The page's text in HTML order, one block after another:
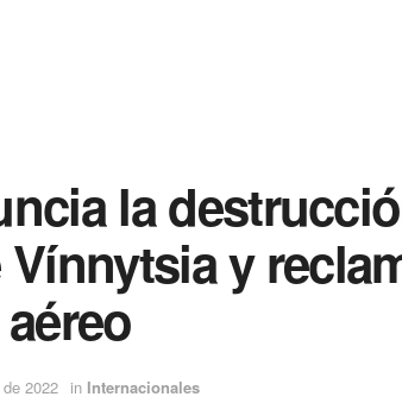
la
y
2022 in Internacionales